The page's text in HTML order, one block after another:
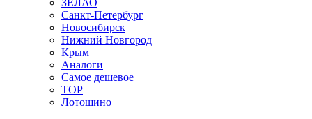
ЗЕЛАО
Санкт-Петербург
Новосибирск
Нижний Новгород
Крым
Аналоги
Самое дешевое
TOP
Лотошино